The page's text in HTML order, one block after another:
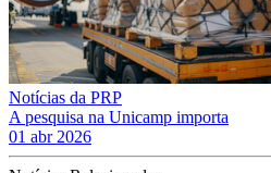
Notícias da PRP
A pesquisa na Unicamp importa
01 abr 2026